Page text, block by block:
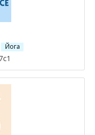
Йога